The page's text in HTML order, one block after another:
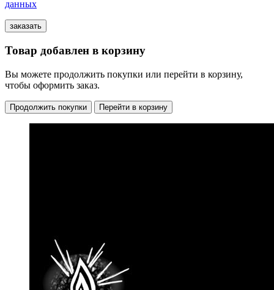
данных
Товар добавлен в корзину
Вы можете продолжить покупки или перейти в корзину,
чтобы оформить заказ.
Продолжить покупки Перейти в корзину